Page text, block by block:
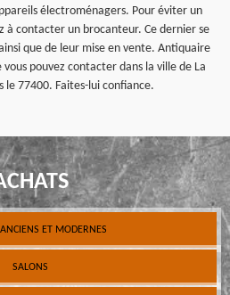
électroménagers. Pour éviter un
à contacter un brocanteur. Ce dernier se
que de leur mise en vente. Antiquaire
pouvez contacter dans la ville de La
le 77400. Faites-lui confiance.
ET MODERNES
SALONS